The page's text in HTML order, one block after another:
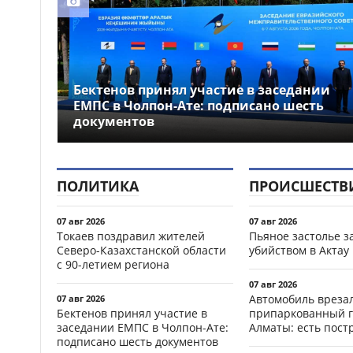
Бектенов принял участие в заседании
ЕМПС в Чолпон-Ате: подписано шесть
документов
ПОЛИТИКА
07 авг 2026
Токаев поздравил жителей
Северо-Казахстанской области
с 90-летием региона
07 авг 2026
Бектенов принял участие в
заседании ЕМПС в Чолпон-Ате:
подписано шесть документов
07 авг 2026
Пьяное застолье
убийством в Актау
07 авг 2026
Автомобиль
припаркованный
Алматы: есть